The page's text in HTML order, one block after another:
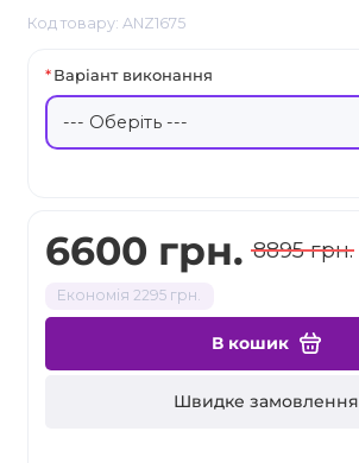
Код товару: ANZ1675
6600 грн. 8895 грн.
Економія 2295 грн.
В кошик
Швидке замовлення
Варіант виконання